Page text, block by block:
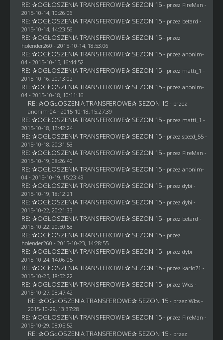
RE: ✰OGŁOSZENIA TRANSFEROWE✰ SEZON 15 - przez FireMan -
2015-10-14, 10:26:06
RE: ✰OGŁOSZENIA TRANSFEROWE✰ SEZON 15 - przez betard -
2015-10-14, 14:23:56
RE: ✰OGŁOSZENIA TRANSFEROWE✰ SEZON 15 - przez
holender260 - 2015-10-14, 18:53:06
RE: ✰OGŁOSZENIA TRANSFEROWE✰ SEZON 15 - przez anonim-
04- 2015-10-15, 16:44:52
RE: ✰OGŁOSZENIA TRANSFEROWE✰ SEZON 15 - przez matti_1 -
2015-10-16, 20:13:02
RE: ✰OGŁOSZENIA TRANSFEROWE✰ SEZON 15 - przez anonim-
04- 2015-10-18, 10:11:16
RE: ✰OGŁOSZENIA TRANSFEROWE✰ SEZON 15 - przez
anonim-04- 2015-10-18, 15:27:39
RE: ✰OGŁOSZENIA TRANSFEROWE✰ SEZON 15 - przez matti_1 -
2015-10-18, 13:42:24
RE: ✰OGŁOSZENIA TRANSFEROWE✰ SEZON 15 - przez speed_55 -
2015-10-18, 20:31:53
RE: ✰OGŁOSZENIA TRANSFEROWE✰ SEZON 15 - przez FireMan -
2015-10-19, 08:26:40
RE: ✰OGŁOSZENIA TRANSFEROWE✰ SEZON 15 - przez anonim-
04- 2015-10-19, 15:23:49
RE: ✰OGŁOSZENIA TRANSFEROWE✰ SEZON 15 - przez dybi -
2015-10-19, 18:12:21
RE: ✰OGŁOSZENIA TRANSFEROWE✰ SEZON 15 - przez dybi -
2015-10-22, 20:21:33
RE: ✰OGŁOSZENIA TRANSFEROWE✰ SEZON 15 - przez betard -
2015-10-22, 20:50:53
RE: ✰OGŁOSZENIA TRANSFEROWE✰ SEZON 15 - przez
holender260 - 2015-10-23, 14:28:55
RE: ✰OGŁOSZENIA TRANSFEROWE✰ SEZON 15 - przez dybi -
2015-10-24, 14:06:05
RE: ✰OGŁOSZENIA TRANSFEROWE✰ SEZON 15 - przez karlo71 -
2015-10-25, 18:52:22
RE: ✰OGŁOSZENIA TRANSFEROWE✰ SEZON 15 - przez Włos-
2015-10-27, 08:47:42
RE: ✰OGŁOSZENIA TRANSFEROWE✰ SEZON 15 - przez Włos-
2015-10-29, 13:37:28
RE: ✰OGŁOSZENIA TRANSFEROWE✰ SEZON 15 - przez FireMan -
2015-10-29, 08:05:52
RE: ✰OGŁOSZENIA TRANSFEROWE✰ SEZON 15 - przez